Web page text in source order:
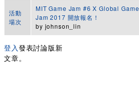
活動
場次
MIT Game Jam #6 X Global Game
Jam 2017 開放報名！
by johnson_lin
登入 發表討論版新
文章。
頁面